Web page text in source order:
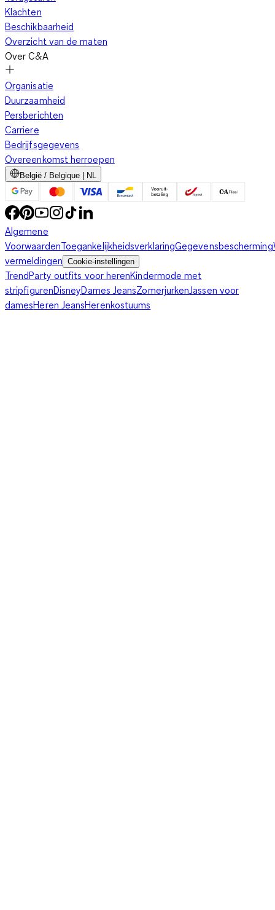
Klachten
Beschikbaarheid
Overzicht van de maten
Over C&A
Organisatie
Duurzaamheid
Persberichten
Carriere
Bedrijfsgegevens
Overeenkomst herroepen
België / Belgique | NL
Algemene
VoorwaardenToegankelijkheidsverklaringGegevensbescherming
vermeldingen Cookie-instellingen
TrendParty outfits voor herenKindermode met
stripfigurenDisneyDames JeansZomerjurken Jassen voor
damesHeren JeansHerenkostuums